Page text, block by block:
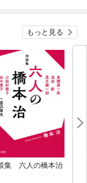
もっと見る
集 六人の橋本治
源